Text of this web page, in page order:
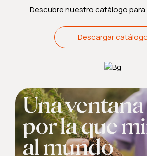
Descubre nuestro catálogo
Descargar
Una ventana
por la que
al mundo